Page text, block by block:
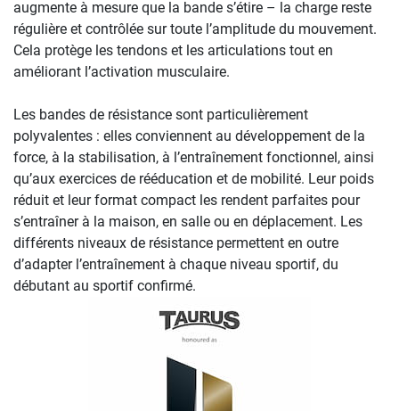
augmente à mesure que la bande s’étire – la charge reste
régulière et contrôlée sur toute l’amplitude du mouvement.
Cela protège les tendons et les articulations tout en
améliorant l’activation musculaire.
Les bandes de résistance sont particulièrement
polyvalentes : elles conviennent au développement de la
force, à la stabilisation, à l’entraînement fonctionnel, ainsi
qu’aux exercices de rééducation et de mobilité. Leur poids
réduit et leur format compact les rendent parfaites pour
s’entraîner à la maison, en salle ou en déplacement. Les
différents niveaux de résistance permettent en outre
d’adapter l’entraînement à chaque niveau sportif, du
débutant au sportif confirmé.